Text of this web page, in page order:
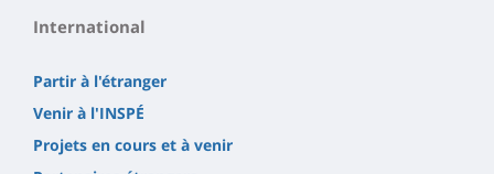
International
Partir à l'étranger
Venir à l'INSPÉ
Projets en cours et à venir